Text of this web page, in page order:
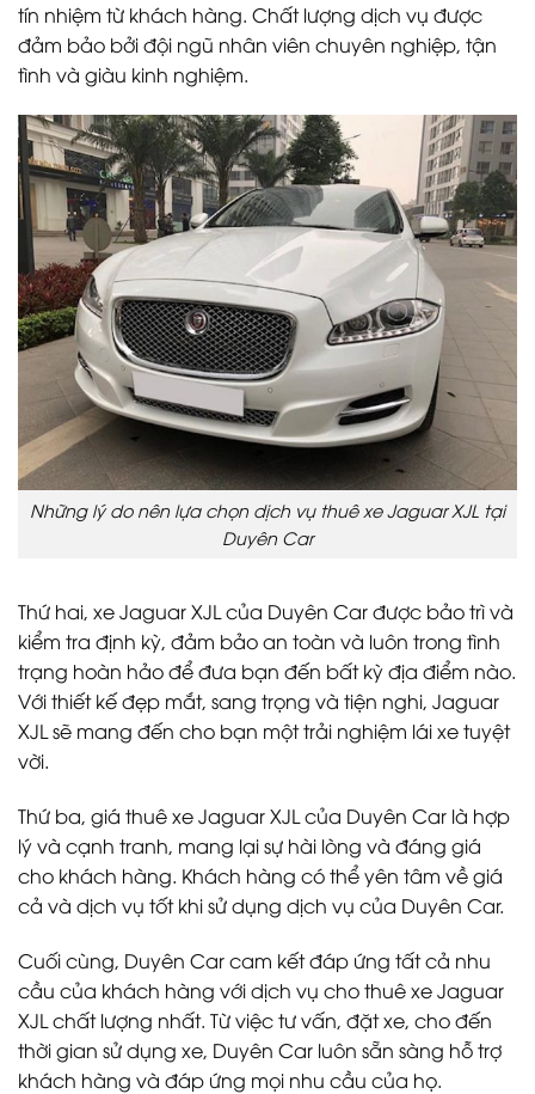
tín nhiệm từ khách hàng. Chất lượng dịch vụ được
đảm bảo bởi đội ngũ nhân viên chuyên nghiệp, tận
tình và giàu kinh nghiệm.
Những lý do nên lựa chọn dịch vụ thuê xe Jaguar XJL tại
Duyên Car
Thứ hai, xe Jaguar XJL của Duyên Car được bảo trì và
kiểm tra định kỳ, đảm bảo an toàn và luôn trong tình
trạng hoàn hảo để đưa bạn đến bất kỳ địa điểm nào.
Với thiết kế đẹp mắt, sang trọng và tiện nghi, Jaguar
XJL sẽ mang đến cho bạn một trải nghiệm lái xe tuyệt
vời.
Thứ ba, giá thuê xe Jaguar XJL của Duyên Car là hợp
lý và cạnh tranh, mang lại sự hài lòng và đáng giá
cho khách hàng. Khách hàng có thể yên tâm về giá
cả và dịch vụ tốt khi sử dụng dịch vụ của Duyên Car.
Cuối cùng, Duyên Car cam kết đáp ứng tất cả nhu
cầu của khách hàng với dịch vụ cho thuê xe Jaguar
XJL chất lượng nhất. Từ việc tư vấn, đặt xe, cho đến
thời gian sử dụng xe, Duyên Car luôn sẵn sàng hỗ trợ
khách hàng và đáp ứng mọi nhu cầu của họ.